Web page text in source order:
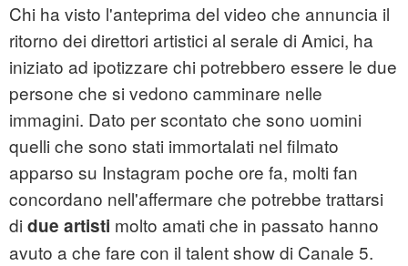
Chi ha visto l'anteprima del video che annuncia il
ritorno dei direttori artistici al serale di Amici, ha
iniziato ad ipotizzare chi potrebbero essere le due
persone che si vedono camminare nelle
immagini. Dato per scontato che sono uomini
quelli che sono stati immortalati nel filmato
apparso su Instagram poche ore fa, molti fan
concordano nell'affermare che potrebbe trattarsi
di due artisti molto amati che in passato hanno
avuto a che fare con il talent show di Canale 5.